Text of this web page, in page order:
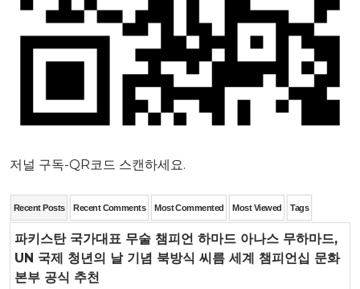
저널 구독-QR코드 스캔하세요.
Recent Posts Recent Comments Most Commented Most Viewed Tags
파키스탄 국가대표 무술 챔피언 하마드 아나스 무하마드,
UN 국제 청년의 날 기념 북방식 씨름 세계 챔피언십 문화
본부 공식 추천